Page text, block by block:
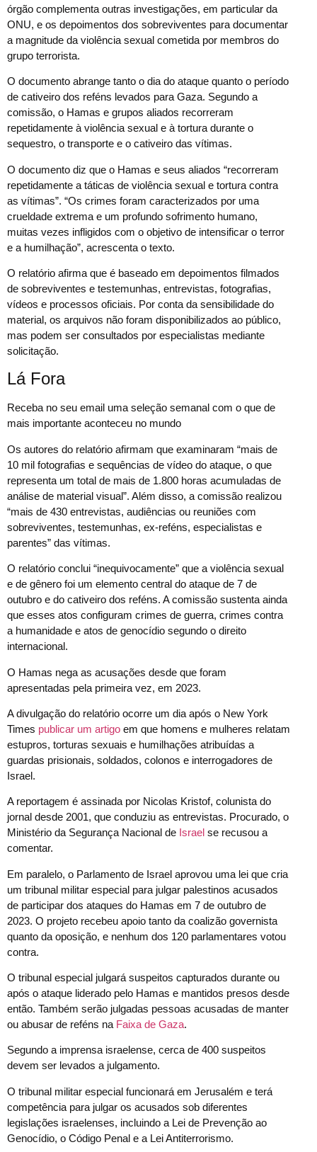
órgão complementa outras investigações, em particular da
ONU, e os depoimentos dos sobreviventes para documentar
a magnitude da violência sexual cometida por membros do
grupo terrorista.
O documento abrange tanto o dia do ataque quanto o período
de cativeiro dos reféns levados para Gaza. Segundo a
comissão, o Hamas e grupos aliados recorreram
repetidamente à violência sexual e à tortura durante o
sequestro, o transporte e o cativeiro das vítimas.
O documento diz que o Hamas e seus aliados “recorreram
repetidamente a táticas de violência sexual e tortura contra
as vítimas”. “Os crimes foram caracterizados por uma
crueldade extrema e um profundo sofrimento humano,
muitas vezes infligidos com o objetivo de intensificar o terror
e a humilhação”, acrescenta o texto.
O relatório afirma que é baseado em depoimentos filmados
de sobreviventes e testemunhas, entrevistas, fotografias,
vídeos e processos oficiais. Por conta da sensibilidade do
material, os arquivos não foram disponibilizados ao público,
mas podem ser consultados por especialistas mediante
solicitação.
Lá Fora
Receba no seu email uma seleção semanal com o que de
mais importante aconteceu no mundo
Os autores do relatório afirmam que examinaram “mais de
10 mil fotografias e sequências de vídeo do ataque, o que
representa um total de mais de 1.800 horas acumuladas de
análise de material visual”. Além disso, a comissão realizou
“mais de 430 entrevistas, audiências ou reuniões com
sobreviventes, testemunhas, ex-reféns, especialistas e
parentes” das vítimas.
O relatório conclui “inequivocamente” que a violência sexual
e de gênero foi um elemento central do ataque de 7 de
outubro e do cativeiro dos reféns. A comissão sustenta ainda
que esses atos configuram crimes de guerra, crimes contra
a humanidade e atos de genocídio segundo o direito
internacional.
O Hamas nega as acusações desde que foram
apresentadas pela primeira vez, em 2023.
A divulgação do relatório ocorre um dia após o New York
Times publicar um artigo em que homens e mulheres relatam
estupros, torturas sexuais e humilhações atribuídas a
guardas prisionais, soldados, colonos e interrogadores de
Israel.
A reportagem é assinada por Nicolas Kristof, colunista do
jornal desde 2001, que conduziu as entrevistas. Procurado, o
Ministério da Segurança Nacional de Israel se recusou a
comentar.
Em paralelo, o Parlamento de Israel aprovou uma lei que cria
um tribunal militar especial para julgar palestinos acusados
de participar dos ataques do Hamas em 7 de outubro de
2023. O projeto recebeu apoio tanto da coalizão governista
quanto da oposição, e nenhum dos 120 parlamentares votou
contra.
O tribunal especial julgará suspeitos capturados durante ou
após o ataque liderado pelo Hamas e mantidos presos desde
então. Também serão julgadas pessoas acusadas de manter
ou abusar de reféns na Faixa de Gaza.
Segundo a imprensa israelense, cerca de 400 suspeitos
devem ser levados a julgamento.
O tribunal militar especial funcionará em Jerusalém e terá
competência para julgar os acusados sob diferentes
legislações israelenses, incluindo a Lei de Prevenção ao
Genocídio, o Código Penal e a Lei Antiterrorismo.